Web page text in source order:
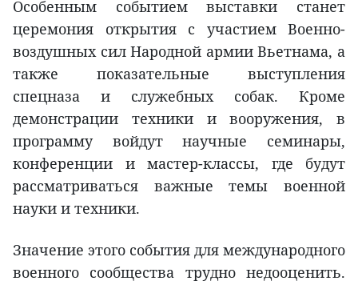
Особенным событием выставки станет
церемония открытия с участием Военно-
воздушных сил Народной армии Вьетнама, а
также показательные выступления
спецназа и служебных собак. Кроме
демонстрации техники и вооружения, в
программу войдут научные семинары,
конференции и мастер-классы, где будут
рассматриваться важные темы военной
науки и техники.
Значение этого события для международного
военного сообщества трудно недооценить.